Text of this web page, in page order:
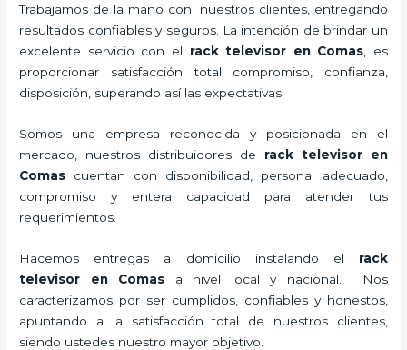
Trabajamos de la mano con nuestros clientes, entregando
resultados confiables y seguros. La intención de brindar un
excelente servicio con el rack televisor en Comas , es
proporcionar satisfacción total compromiso, confianza,
disposición, superando así las expectativas.
Somos una empresa reconocida y posicionada en el
mercado, nuestros distribuidores de rack televisoren
Comas cuentan con disponibilidad, personal adecuado,
compromiso y entera capacidad para atender tus
requerimientos.
Hacemos entregas a domicilio instalando el rack
televisor en Comas a nivel local y nacional.
Nos
caracterizamos por ser cumplidos, confiables y honestos,
apuntando a la satisfacción total de nuestros clientes,
siendo ustedes nuestro mayor objetivo.